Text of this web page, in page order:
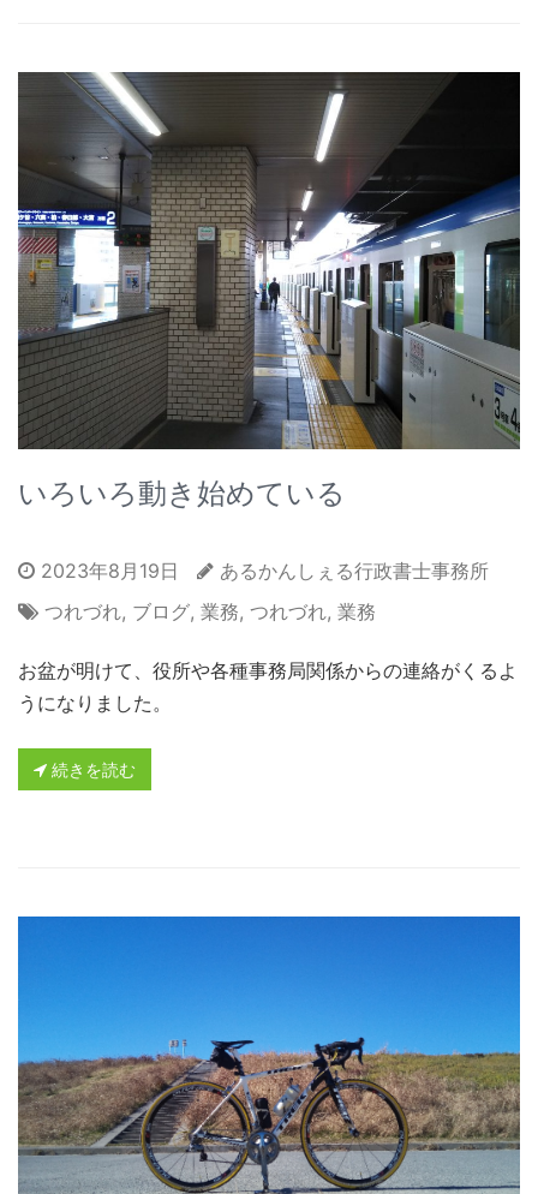
いろいろ動き始めている
2023年8月19日
あるかんしぇる行政書士事務所
つれづれ, ブログ, 業務, つれづれ, 業務
お盆が明けて、役所や各種事務局関係からの連絡がくるよ
うになりました。
続きを読む